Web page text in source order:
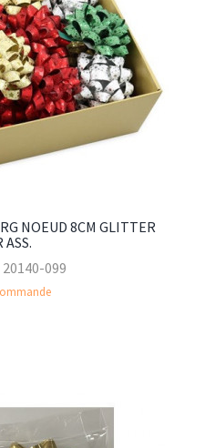
NOEUD 8CM GLITTER
ASS.
20140-099